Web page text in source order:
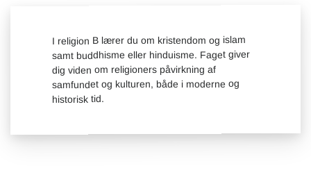
I religion B lærer du om kristendom og islam
samt buddhisme eller hinduisme. Faget giver
dig viden om religioners påvirkning af
samfundet og kulturen, både i moderne og
historisk tid.